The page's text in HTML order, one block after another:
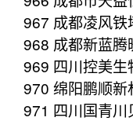
967 成都凌风铁
968 成都新蓝腾
969 四川控美生
970 绵阳鹏顺新
971 四川国青川